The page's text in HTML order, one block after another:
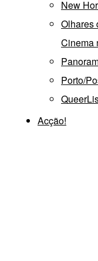
New
Olhares
Cinema
Porto/
Acção!